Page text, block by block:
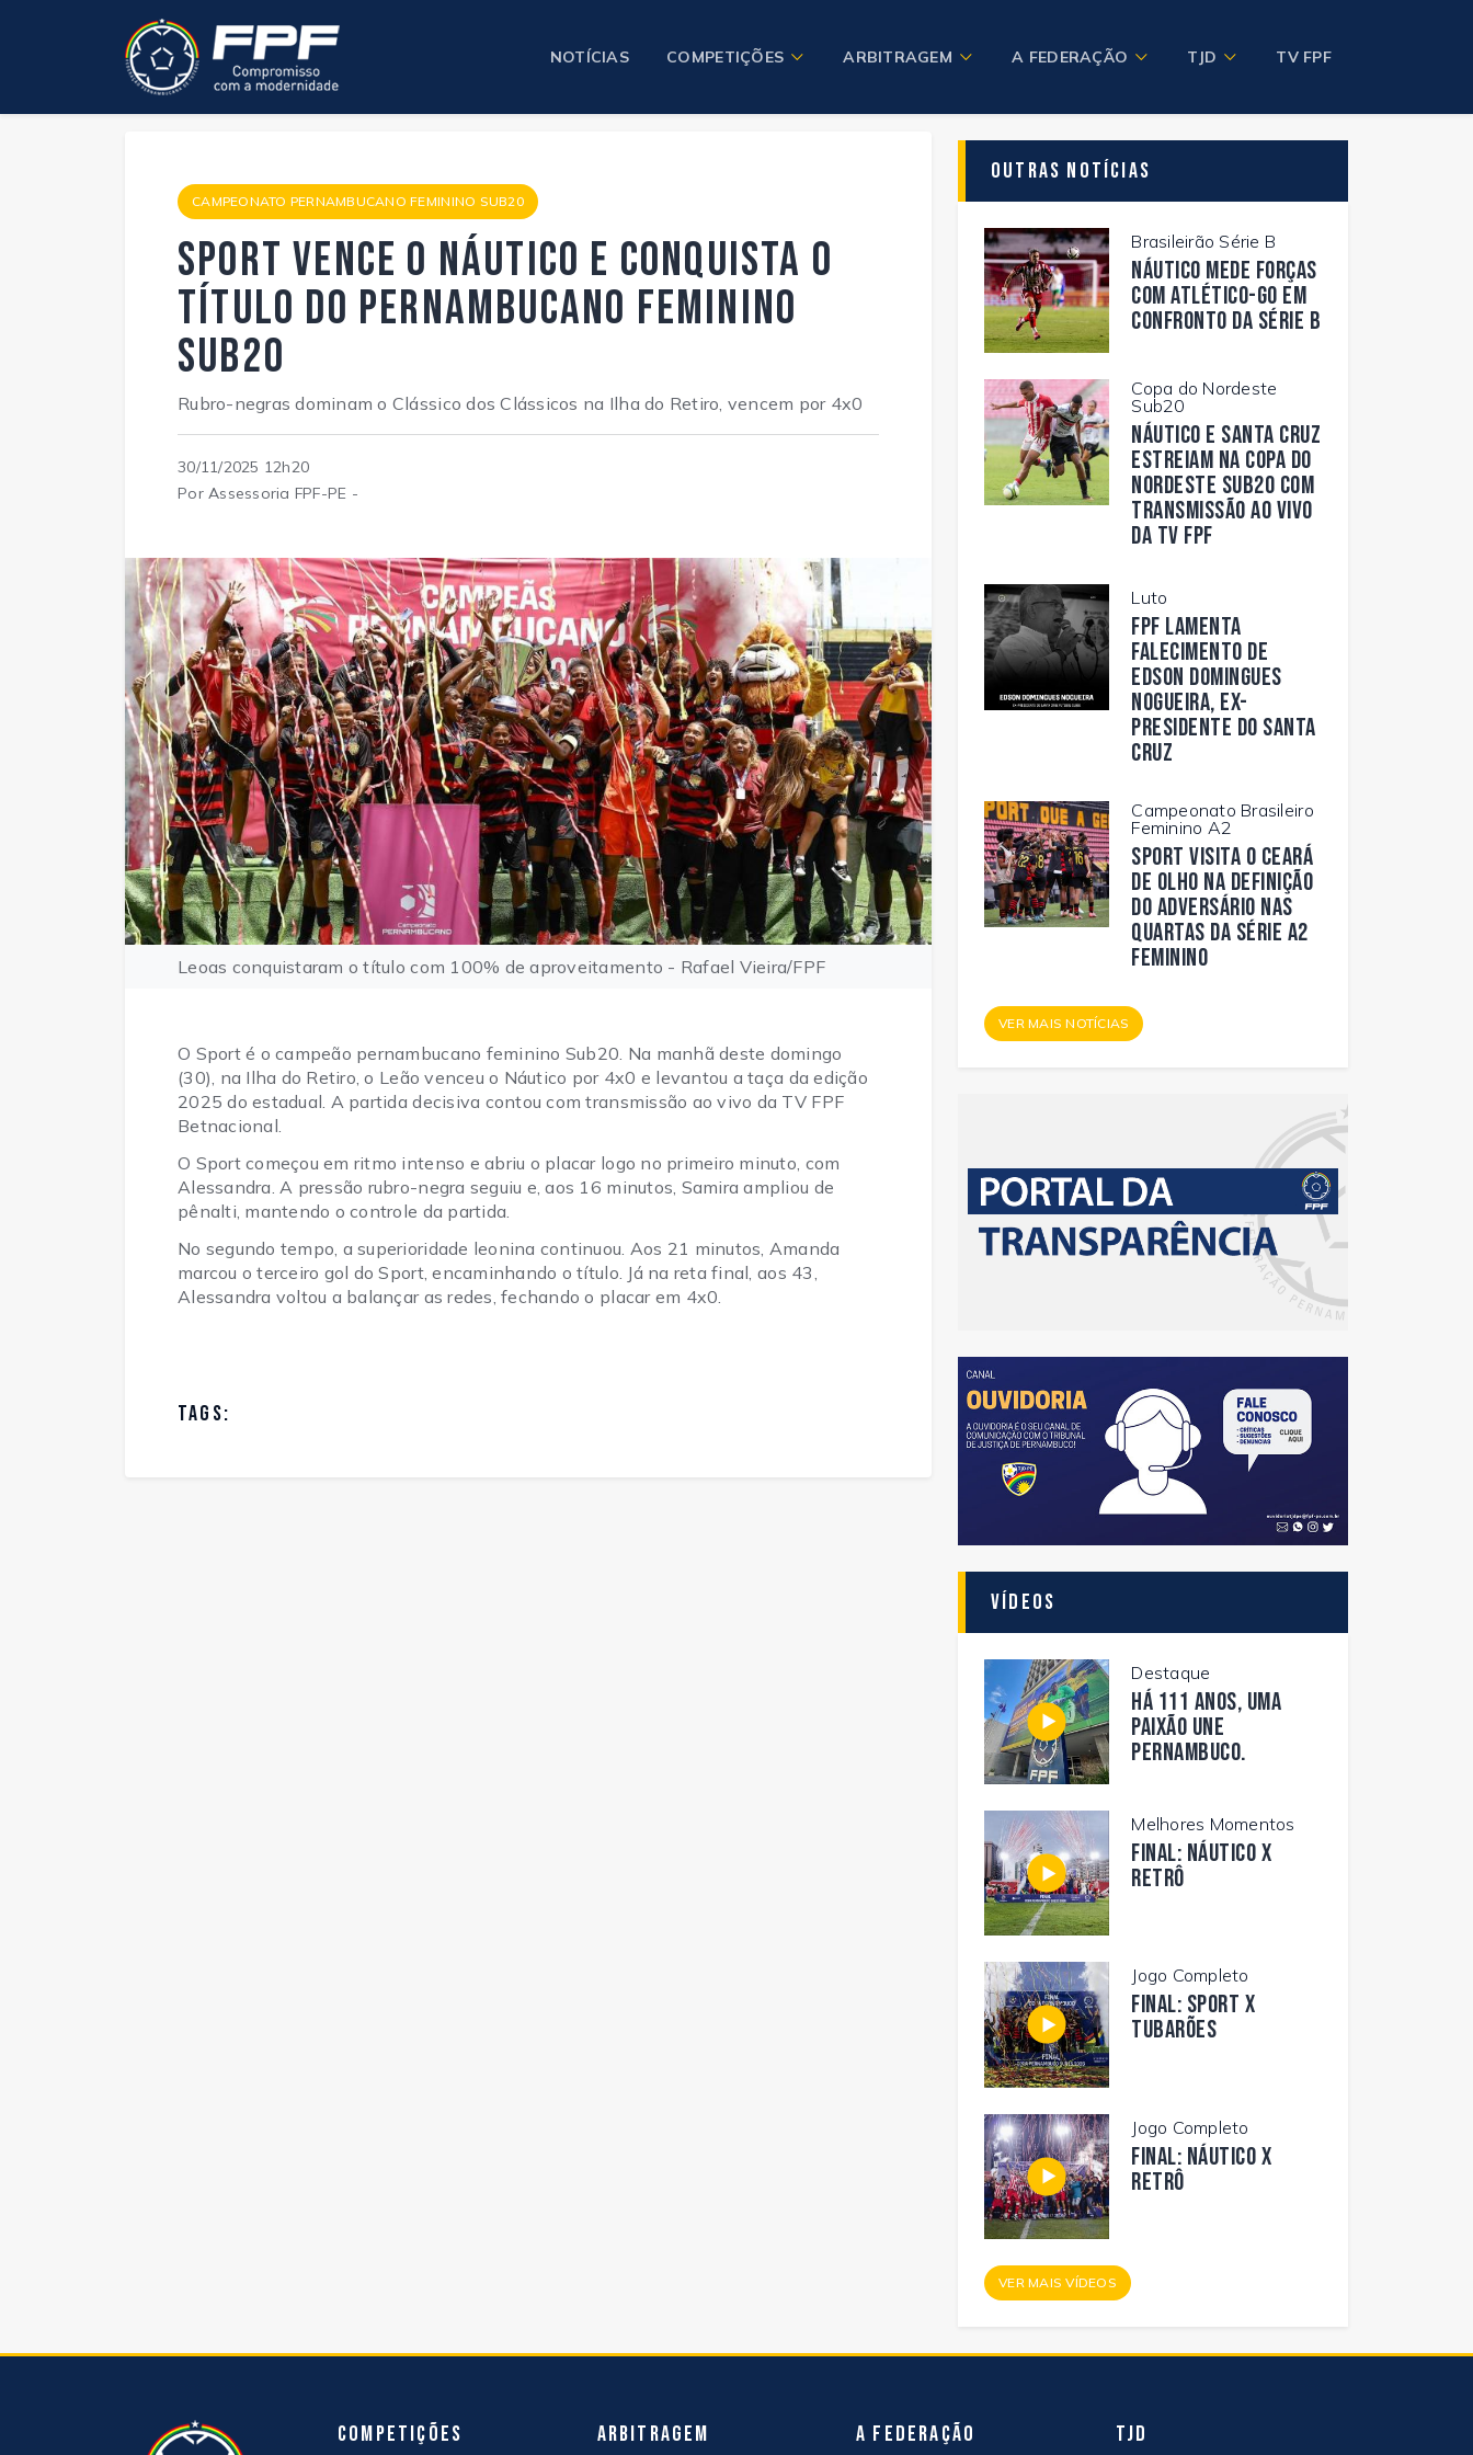
NOTÍCIAS COMPETIÇÕES ARBITRAGEM A FEDERAÇÃO TJD TV FPF
CAMPEONATO PERNAMBUCANO FEMININO SUB20
Sport vence o Náutico e conquista o
título do Pernambucano Feminino
Sub20
Rubro-negras dominam o Clássico dos Clássicos na Ilha do Retiro, vencem por 4x0
30/11/2025 12h20
Por Assessoria FPF-PE -
Leoas conquistaram o título com 100% de aproveitamento - Rafael Vieira/FPF
O Sport é o campeão pernambucano feminino Sub20. Na manhã deste domingo
(30), na Ilha do Retiro, o Leão venceu o Náutico por 4x0 e levantou a taça da edição
2025 do estadual. A partida decisiva contou com transmissão ao vivo da TV FPF
Betnacional.
O Sport começou em ritmo intenso e abriu o placar logo no primeiro minuto, com
Alessandra. A pressão rubro-negra seguiu e, aos 16 minutos, Samira ampliou de
pênalti, mantendo o controle da partida.
No segundo tempo, a superioridade leonina continuou. Aos 21 minutos, Amanda
marcou o terceiro gol do Sport, encaminhando o título. Já na reta final, aos 43,
Alessandra voltou a balançar as redes, fechando o placar em 4x0.
TAGS:
Outras Notícias
Brasileirão Série B
Náutico mede forças
com Atlético-GO em
confronto da Série B
Copa do Nordeste
Sub20
Náutico e Santa Cruz
estreiam na Copa do
Nordeste Sub20 com
transmissão ao vivo
da TV FPF
Luto
FPF lamenta
falecimento de
Edson Domingues
Nogueira, ex-
presidente do Santa
Cruz
Campeonato Brasileiro
Feminino A2
Sport visita o Ceará
de olho na definição
do adversário nas
quartas da Série A2
Feminino
VER MAIS NOTÍCIAS
Vídeos
Destaque
Há 111 anos, uma
paixão une
Pernambuco.
Melhores Momentos
FINAL: NÁUTICO X
RETRÔ
Jogo Completo
FINAL: SPORT X
TUBARÕES
Jogo Completo
FINAL: NÁUTICO X
RETRÔ
VER MAIS VÍDEOS
Competições Arbitragem A Federação TJD